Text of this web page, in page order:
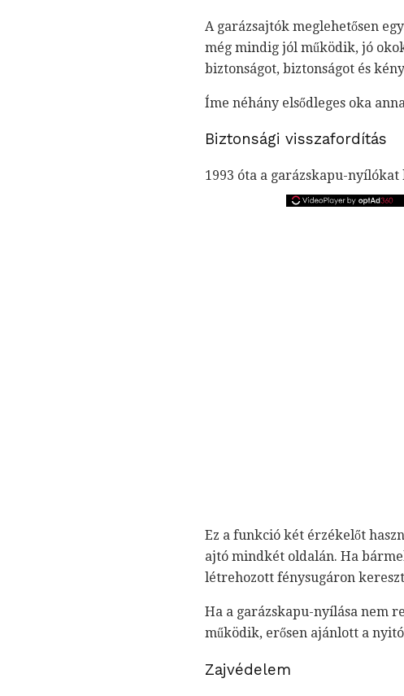
A garázsajtók meglehetősen
még mindig jól működik, jó
biztonságot, biztonságot és
Íme néhány elsődleges oka
Biztonsági visszafordítás
1993 óta a garázskapu-
Ez a funkció két érzékelőt
ajtó mindkét oldalán. Ha
létrehozott fénysugáron
Ha a garázskapu-nyílása nem
működik, erősen ajánlott a
Zajvédelem